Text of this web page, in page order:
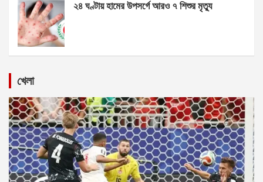
২৪ ঘণ্টায় হামের উপসর্গে আরও ৭ শিশুর মৃত্যু
খেলা